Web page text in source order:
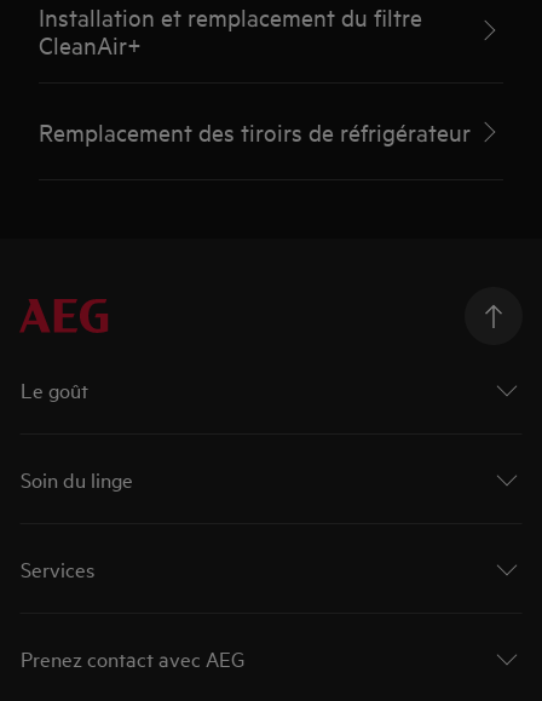
Installation et remplacement du filtre
CleanAir+
Remplacement des tiroirs de réfrigérateur
Le goût
Soin du linge
Services
Prenez contact avec AEG